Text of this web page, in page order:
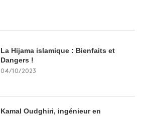
La Hijama islamique : Bienfaits et
Dangers !
04/10/2023
Kamal Oudghiri, ingénieur en